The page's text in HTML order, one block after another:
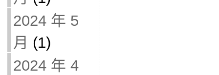
2024 年 5
月 (1)
2024 年 4